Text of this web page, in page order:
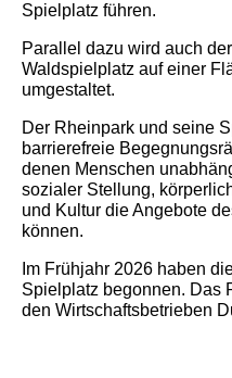
Spielplatz führen.
Parallel dazu wird auch
Waldspielplatz auf einer
umgestaltet.
Der Rheinpark und seine
barrierefreie
denen Menschen
sozialer Stellung,
und Kultur die Angebote
können.
Im Frühjahr 2026 haben
Spielplatz begonnen. Das
den Wirtschaftsbetrieben